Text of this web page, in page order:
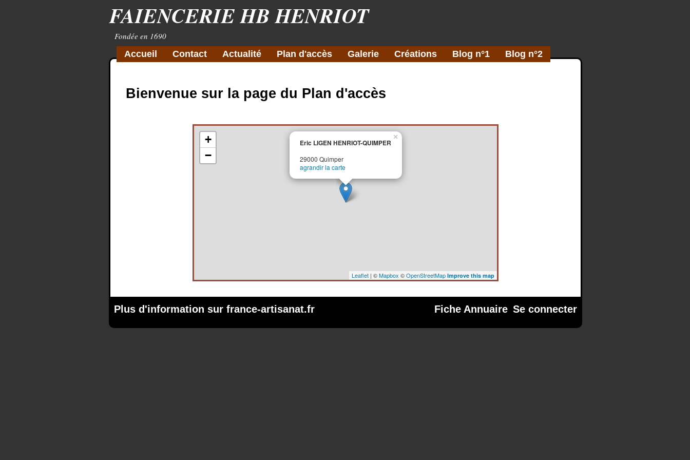
FAIENCERIE HB HENRIOT
Fondée en 1690
Bienvenue sur la page du Plan d'accès
Eric LIGEN HENRIOT-QUIMPER
29000 Quimper
agrandir la carte
×
+
−
Leaflet | ©Mapbox ©OpenStreetMap Improve this map
Plus d'information sur france-artisanat.fr Se connecter
Fiche Annuaire
Accueil Contact Actualité Plan d'accès Galerie Créations Blog n°1 Blog n°2